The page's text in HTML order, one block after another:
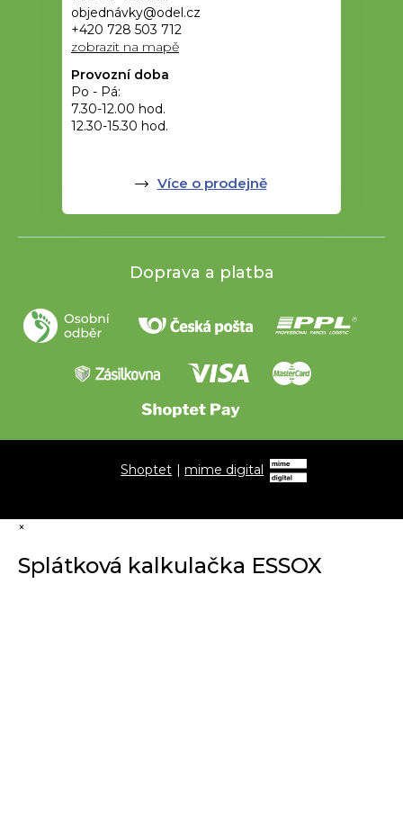
objednávky@odel.cz
+420 728 503 712
zobrazit na mapě
Provozní doba
Po - Pá:
7.30-12.00 hod.
12.30-15.30 hod.
Více o prodejně
Doprava a platba
Shoptet |mime digital
×
Splátková kalkulačka ESSOX